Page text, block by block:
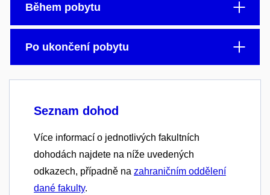
Během pobytu
Po ukončení pobytu
Seznam dohod
Více informací o jednotlivých fakultních
dohodách najdete na níže uvedených
odkazech, případně na zahraničním oddělení
dané fakulty.